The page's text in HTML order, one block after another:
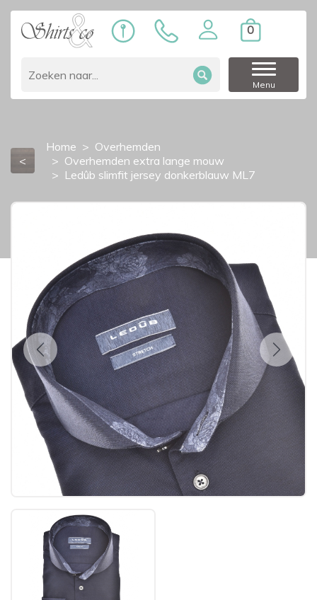
0
Menu
<
Home
Overhemden
Overhemden extra lange mouw
Ledûb slimfit jersey donkerblauw ML7
Previous Next